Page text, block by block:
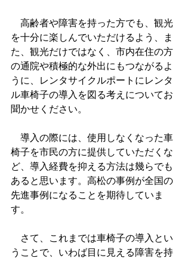
高齢者や障害を持った方でも、観光
を十分に楽しんでいただけるよう、ま
た、観光だけではなく、市内在住の方
の通院や積極的な外出にもつながるよ
うに、レンタサイクルポートにレンタ
ル車椅子の導入を図る考えについてお
聞かせください。
導入の際には、使用しなくなった車
椅子を市民の方に提供していただくな
ど、導入経費を抑える方法は幾らでも
あると思います。高松の事例が全国の
先進事例になることを期待していま
す。
さて、これまでは車椅子の導入とい
うことで、いわば目に見える障害を持